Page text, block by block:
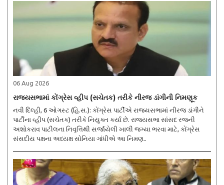
06 Aug 2026
રાજ્યસભામાં કોંગ્રેસ વ્હીપ (સચેતક) તરીકે નીરજ ડાંગીની નિમણૂક
નવી દિલ્હી, 6 ઓગસ્ટ (હિ.સ.): કોંગ્રેસ પાર્ટીએ રાજ્યસભામાં નીરજ ડાંગીને
પાર્ટીના વ્હીપ (સચેતક) તરીકે નિયુક્ત કર્યા છે. રાજ્યસભા સાંસદ રજની
અશોકરાવ પાટીલના નિવૃત્તિથી સર્જાયેલી ખાલી જગ્યા ભરવા માટે, કોંગ્રેસ
સંસદીય પક્ષના અધ્યક્ષ સોનિયા ગાંધીએ આ નિમણ..